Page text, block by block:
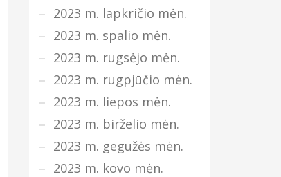
2023 m. lapkričio mėn.
2023 m. spalio mėn.
2023 m. rugsėjo mėn.
2023 m. rugpjūčio mėn.
2023 m. liepos mėn.
2023 m. birželio mėn.
2023 m. gegužės mėn.
2023 m. kovo mėn.